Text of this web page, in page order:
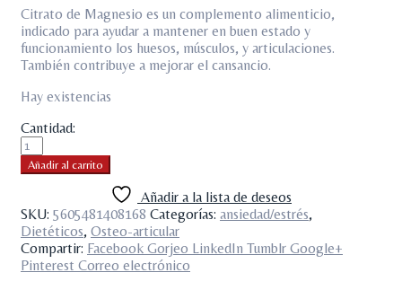
Citrato de Magnesio es un complemento alimenticio,
indicado para ayudar a mantener en buen estado y
funcionamiento los huesos, músculos, y articulaciones.
También contribuye a mejorar el cansancio.
Hay existencias
Cantidad:
Añadir al carrito
Añadir a la lista de deseos
SKU: 5605481408168 Categorías: ansiedad/estrés,
Dietéticos, Osteo-articular
Compartir: Facebook Gorjeo LinkedIn Tumblr Google+
Pinterest Correo electrónico